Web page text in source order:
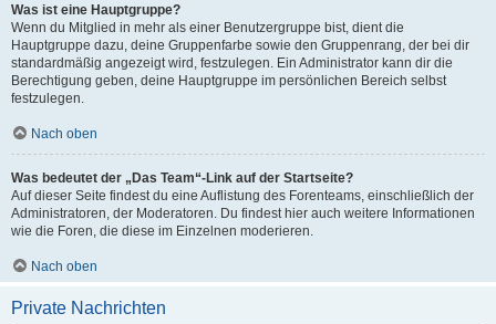
Was ist eine Hauptgruppe?
Wenn du Mitglied in mehr als einer Benutzergruppe bist, dient die
Hauptgruppe dazu, deine Gruppenfarbe sowie den Gruppenrang, der bei dir
standardmäßig angezeigt wird, festzulegen. Ein Administrator kann dir die
Berechtigung geben, deine Hauptgruppe im persönlichen Bereich selbst
festzulegen.
Nach oben
Was bedeutet der „Das Team“-Link auf der Startseite?
Auf dieser Seite findest du eine Auflistung des Forenteams, einschließlich der
Administratoren, der Moderatoren. Du findest hier auch weitere Informationen
wie die Foren, die diese im Einzelnen moderieren.
Nach oben
Private Nachrichten